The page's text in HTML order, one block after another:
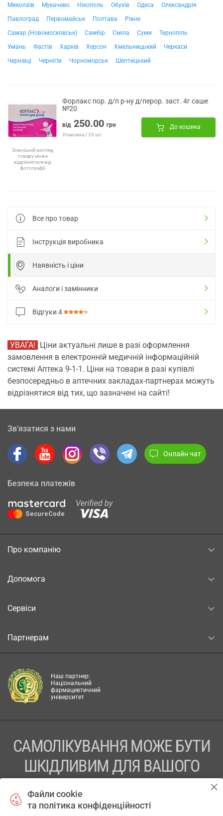
Миколаїв
Мукачево Нікополь Обухів Одеса
Олександрія
Павлоград
Первомайськ Полтава
Рівне
Самар (Новомосковськ)
Самбір Сміла Суми
Тернопіль
Умань
Фастів Харків Херсон Хмельницький
Черкаси
Чернівці
Чернігів Чорноморськ Шептицький
Зовнішній вигляд
товару може
відрізнятися від
фотографії
Форлакс пор. д/п р-ну д/перор. заст. 4г саше
№20
від 250.00 грн
Упаковка / 20 шт.
До кошика
Все про товар
Інструкція виробника
Наявність і ціни
Аналоги і замінники
Відгуки 4
УВАГА! Ціни актуальні лише в разі оформлення
замовлення в електронній медичній інформаційній
системі Аптека 9-1-1. Ціни на товари в разі купівлі
безпосередньо в аптечних закладах-партнерах можуть
відрізнятися від тих, що зазначені на сайті!
Зв’язатися з нами
Онлайн чат
Безпека платежів
Про компанію
Допомога
Сервіси
Партнерам
Наш партнер:
Національний
фармацевтичний
університет
САМОЛІКУВАННЯ МОЖЕ БУТИ
ШКІДЛИВИМ ДЛЯ ВАШОГО
ПЕРЕД ЗАСТОСУВАННЯМ ПРЕПАРАТУ ПРОКОНСУЛЬТУЙТЕСЬ
Файли cookie
та політика конфіденційності